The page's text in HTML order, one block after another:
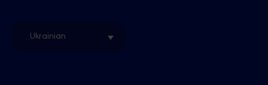
Ukrainian